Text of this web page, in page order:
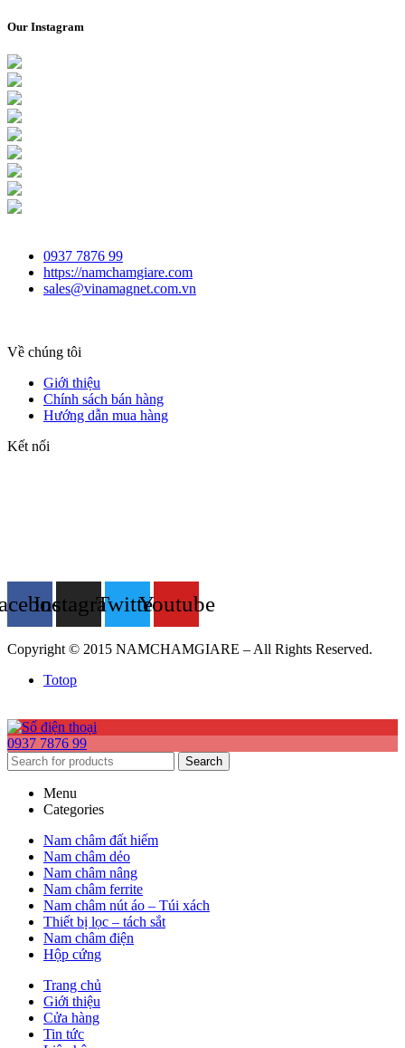
Our Instagram
0937 7876 99
https://namchamgiare.com
sales@vinamagnet.com.vn
Về chúng tôi
Giới thiệu
Chính sách bán hàng
Hướng dẫn mua hàng
Kết nối
InstagramTwitterYoutube
Copyright © 2015 NAMCHAMGIARE – All Rights Reserved.
Totop
0937 7876 99
Search
Menu
Categories
Nam châm đất hiếm
Nam châm dẻo
Nam châm nâng
Nam châm ferrite
Nam châm nút áo – Túi xách
Thiết bị lọc – tách sắt
Nam châm điện
Hộp cứng
Trang chủ
Giới thiệu
Cửa hàng
Tin tức